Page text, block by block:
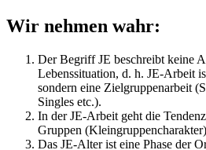
Wir nehmen wahr:
Der Begriff JE beschreibt keine
Lebenssituation, d. h. JE-Arbeit
sondern eine Zielgruppenarbeit
Singles etc.).
In der JE-Arbeit geht die
Gruppen
Das JE-Alter ist eine Phase der